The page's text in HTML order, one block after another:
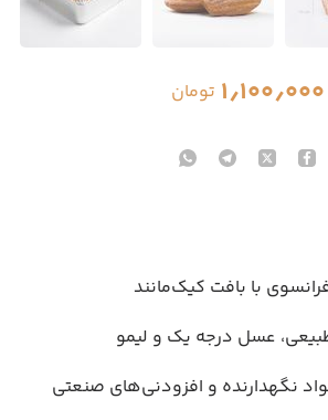
۱٫۱۰۰٫۰۰۰ تومان
با بافت کیک‌مانند
عسل درجه یک و لیمو
نگهدارنده و افزودنی‌های صنعتی